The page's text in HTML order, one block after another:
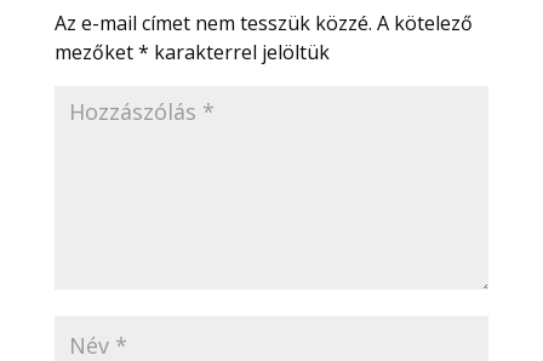
Az e-mail címet nem tesszük közzé. A kötelező
mezőket* karakterrel jelöltük